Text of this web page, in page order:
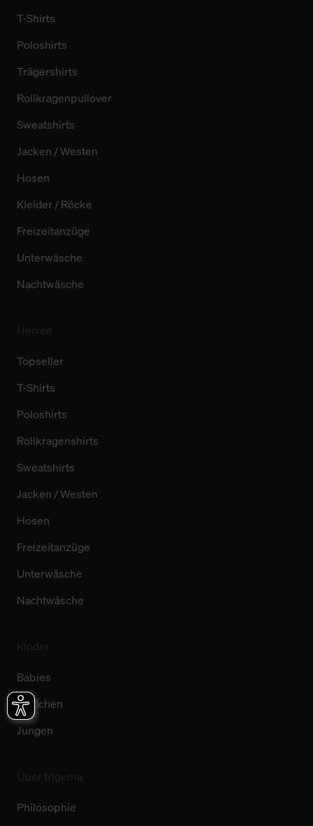
T-Shirts
Poloshirts
Trägershirts
Rollkragenpullover
Sweatshirts
Jacken / Westen
Hosen
Kleider / Röcke
Freizeitanzüge
Unterwäsche
Nachtwäsche
Topseller
T-Shirts
Poloshirts
Rollkragenshirts
Sweatshirts
Jacken / Westen
Hosen
Freizeitanzüge
Unterwäsche
Nachtwäsche
Babies
Mädchen
Jungen
Philosophie